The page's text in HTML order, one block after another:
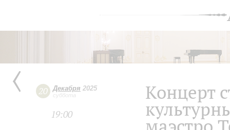
20 Декабря 2025
суббота
19:00
Концерт